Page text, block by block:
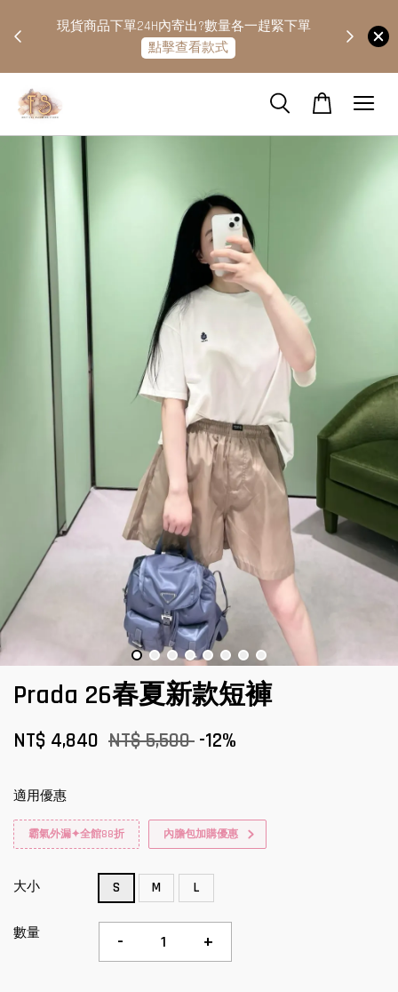
現貨商品下單24H內寄出?數量各一趕緊下單
點擊查看款式
Prada 26春夏新款短褲
NT$ 4,840 NT$ 5,500 -12%
適用優惠
霸氣外漏✦全館88折 內膽包加購優惠
大小 S M L
數量 - +